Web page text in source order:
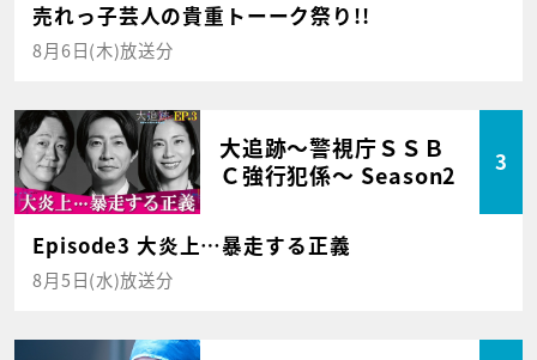
売れっ子芸人の貴重トーーク祭り!!
8月6日(木)放送分
大追跡～警視庁ＳＳＢ
Ｃ強行犯係～ Season2
3
Episode3 大炎上…暴走する正義
8月5日(水)放送分